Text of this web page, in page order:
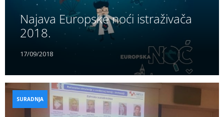
Najava Europske noći istraživača
2018.
17/09/2018
SURADNJA